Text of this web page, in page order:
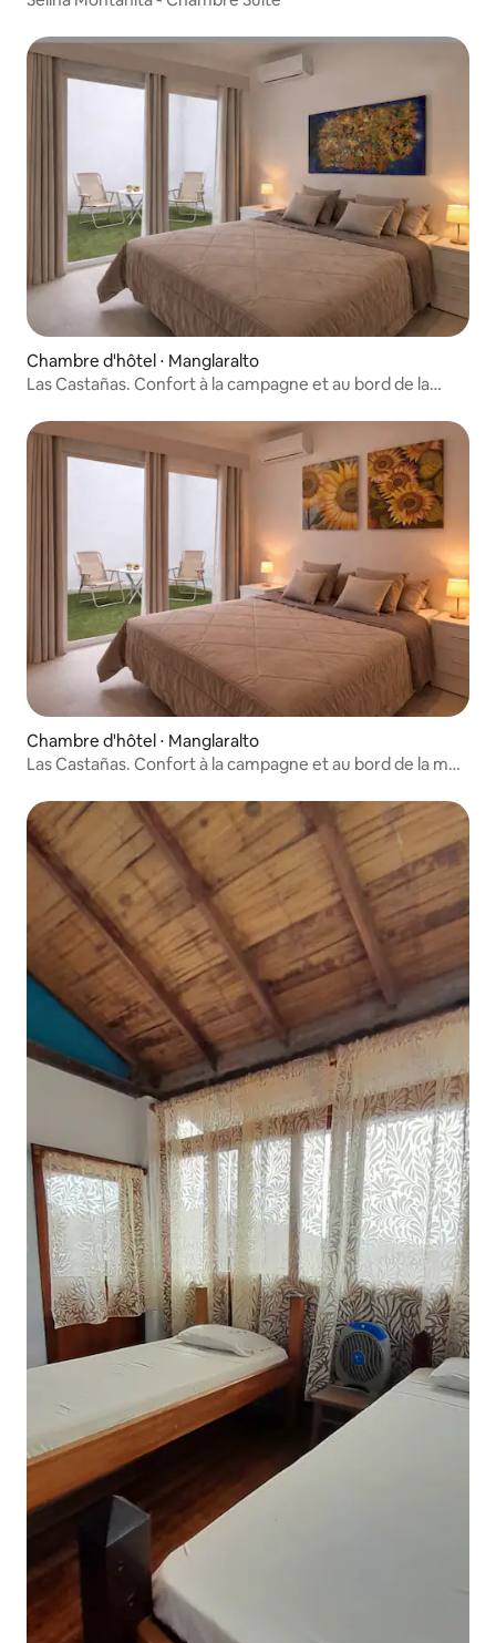
Chambre d'hôtel ⋅ Manglaralto
Las Castañas. Confort à la campagne et au bord de la
Chambre d'hôtel ⋅ Manglaralto
Las Castañas. Confort à la campagne et au bord de la mer